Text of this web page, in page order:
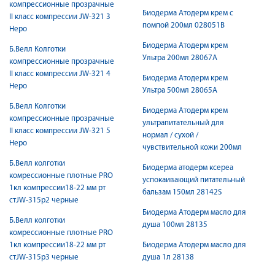
компрессионные прозрачные
II класс компрессии JW-321 3
Неро
Б.Велл Колготки
компрессионные прозрачные
II класс компрессии JW-321 4
Неро
Б.Велл Колготки
компрессионные прозрачные
II класс компрессии JW-321 5
Неро
Б.Велл колготки
комрессионные плотные PRO
1кл компрессии18-22 мм рт
стJW-315р2 черные
Б.Велл колготки
комрессионные плотные PRO
1кл компрессии18-22 мм рт
стJW-315р3 черные
Биодерма Атодерм крем с
помпой 200мл 028051B
Биодерма Атодерм крем
Ультра 200мл 28067A
Биодерма Атодерм крем
Ультра 500мл 28065A
Биодерма Атодерм крем
ультрапитательный для
нормал / сухой /
чувствительной кожи 200мл
Биодерма атодерм ксереа
успокаивающий питательный
бальзам 150мл 28142S
Биодерма Атодерм масло для
душа 100мл 28135
Биодерма Атодерм масло для
душа 1л 28138